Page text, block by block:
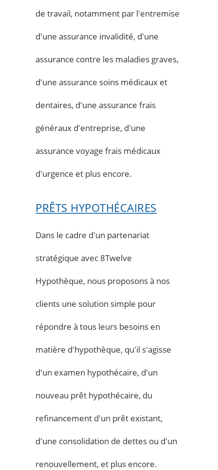
de travail, notamment par l'entremise
d'une assurance invalidité, d'une
assurance contre les maladies graves,
d'une assurance soins médicaux et
dentaires, d'une assurance frais
généraux d'entreprise, d'une
assurance voyage frais médicaux
d'urgence et plus encore.
PRÊTS HYPOTHÉCAIRES
Dans le cadre d'un partenariat
stratégique avec 8Twelve
Hypothèque, nous proposons à nos
clients une solution simple pour
répondre à tous leurs besoins en
matière d'hypothèque, qu'il s'agisse
d'un examen hypothécaire, d'un
nouveau prêt hypothécaire, du
refinancement d'un prêt existant,
d'une consolidation de dettes ou d'un
renouvellement, et plus encore.